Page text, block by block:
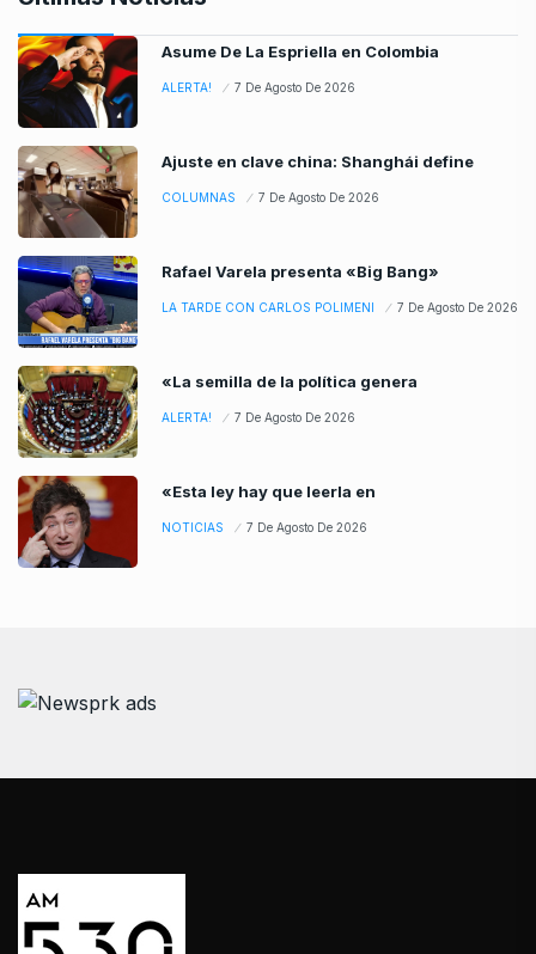
Asume De La Espriella en Colombia
ALERTA! 7 De Agosto De 2026
Ajuste en clave china: Shanghái define
COLUMNAS 7 De Agosto De 2026
Rafael Varela presenta «Big Bang»
LA TARDE CON CARLOS POLIMENI 7 De Agosto De 2026
«La semilla de la política genera
ALERTA! 7 De Agosto De 2026
«Esta ley hay que leerla en
NOTICIAS 7 De Agosto De 2026